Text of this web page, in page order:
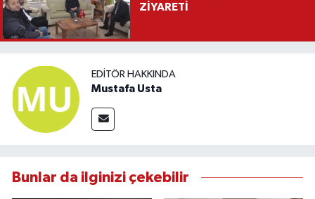
ZİYARETİ
EDITÖR HAKKINDA
Mustafa Usta
Bunlar da ilginizi çekebilir